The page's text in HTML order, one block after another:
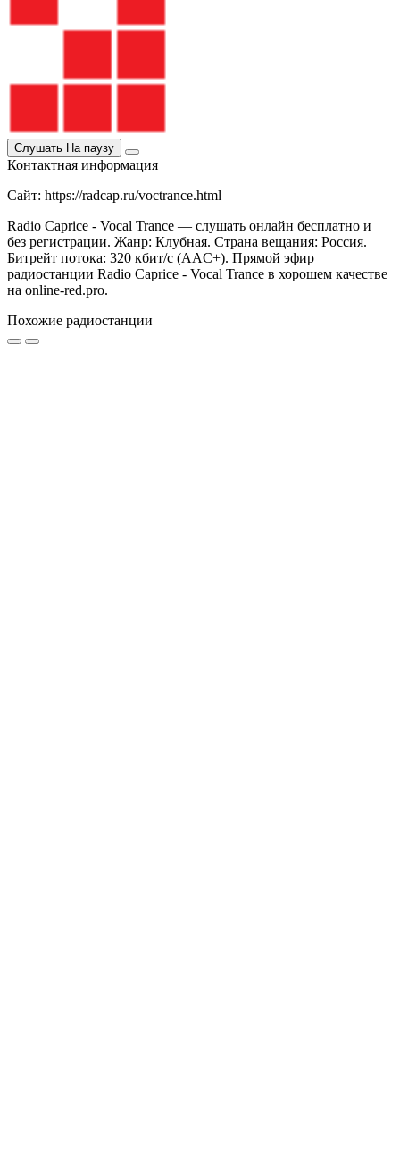
Слушать На паузу
Контактная информация
Сайт: https://radcap.ru/voctrance.html
Radio Caprice - Vocal Trance — слушать онлайн бесплатно и
без регистрации. Жанр: Клубная. Страна вещания: Россия.
Битрейт потока: 320 кбит/с (AAC+). Прямой эфир
радиостанции Radio Caprice - Vocal Trance в хорошем качестве
на online-red.pro.
Похожие радиостанции